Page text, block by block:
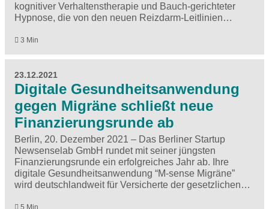
kognitiver Verhaltenstherapie und Bauch-gerichteter
Hypnose, die von den neuen Reizdarm-Leitlinien…
3 Min
23.12.2021
Digitale Gesundheitsanwendung
gegen Migräne schließt neue
Finanzierungsrunde ab
Berlin, 20. Dezember 2021 – Das Berliner Startup
Newsenselab GmbH rundet mit seiner jüngsten
Finanzierungsrunde ein erfolgreiches Jahr ab. Ihre
digitale Gesundheitsanwendung “M-sense Migräne”
wird deutschlandweit für Versicherte der gesetzlichen…
5 Min